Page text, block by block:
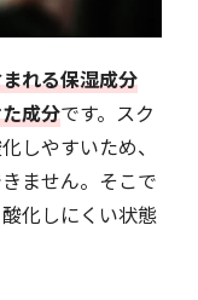
れる保湿成分
成分です。スク
しやすいため、
ません。そこで
化しにくい状態